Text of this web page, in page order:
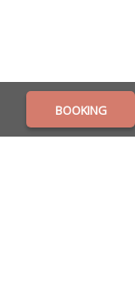
BOOKING